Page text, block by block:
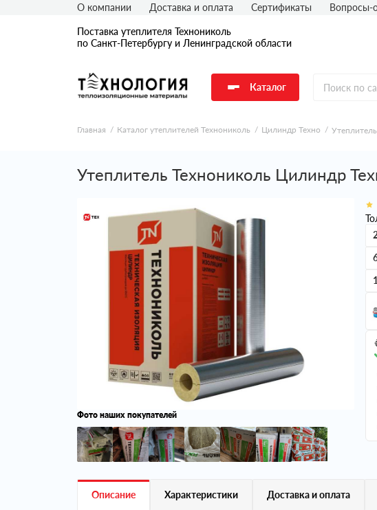
Поставка утеплителя Технониколь
по Санкт-Петербургу и Ленинградской области
Каталог
О компании Доставка и оплата Сертификаты Вопросы-
Главная Каталог утеплителей Технониколь Цилиндр Техно
Утеплитель Технониколь Цилиндр
Фото наших покупателей
Описание Характеристики Доставка и оплата